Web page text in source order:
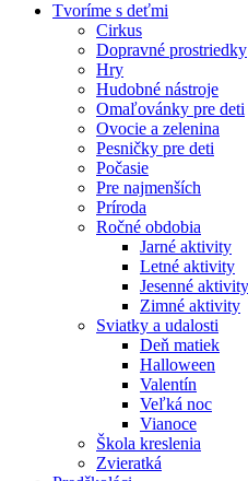
Tvoríme s deťmi
Cirkus
Dopravné prostriedky
Hry
Hudobné nástroje
Omaľovánky pre deti
Ovocie a zelenina
Pesničky pre deti
Počasie
Pre najmenších
Príroda
Ročné obdobia
Jarné aktivity
Letné aktivity
Jesenné aktivity
Zimné aktivity
Sviatky a udalosti
Deň matiek
Halloween
Valentín
Veľká noc
Vianoce
Škola kreslenia
Zvieratká